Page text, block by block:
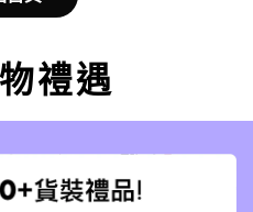
禮遇